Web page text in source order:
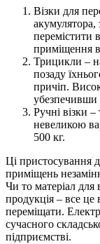
Візки для
перемістити
приміщення
Трицикли –
позаду
причіп.
убезпечивши
Ручні візки –
невеликою
500 кг.
Ці пристосування
приміщень
Чи то матеріал для
продукція – все це
переміщати.
сучасного
підприємстві.